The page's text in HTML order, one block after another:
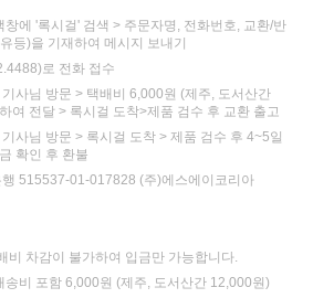
창에 '록시걸' 검색 > 주문자명, 전화번호, 교환/반
등)을 기재하여 메시지 보내기
로 전화 접수
사님 방문 > 택배비 6,000원 (제주, 도서산간
여 전달 > 록시걸 도착>제품 검수 후 교환 출고
사님 방문 > 록시걸 도착 > 제품 검수 후 4~5일
확인 후 환불
515537-01-017828 (주)에스에이코리아
비 차감이 불가하여 입금만 가능합니다.
송비 포함 6,000원 (제주, 도서산간 12,000원)